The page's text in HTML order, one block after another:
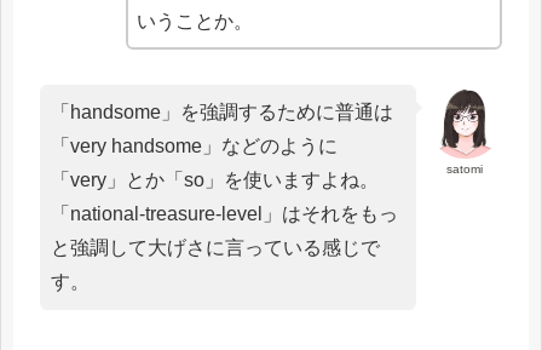
いうことか。
satomi
「handsome」を強調するために普通は
「very handsome」などのように
「very」とか「so」を使いますよね。
「national-treasure-level」はそれをもっ
と強調して大げさに言っている感じで
す。